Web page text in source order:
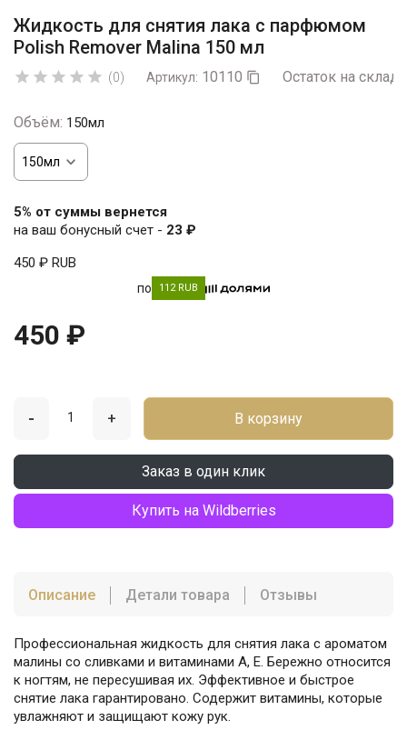
Жидкость для снятия лака с парфюмом
Polish Remover Malina 150 мл
     (0) Артикул: 10110  Остаток на
Объём: 150мл
5% от суммы вернется
на ваш бонусный счет - 23 ₽
450 ₽ RUB
по 112 RUB
450 ₽
- + В корзину
Заказ в один клик
Купить на Wildberries
Описание Детали товара Отзывы
Профессиональная жидкость для снятия лака с ароматом
малины со сливками и витаминами А, Е. Бережно относится
к ногтям, не пересушивая их. Эффективное и быстрое
снятие лака гарантировано. Содержит витамины, которые
увлажняют и защищают кожу рук.